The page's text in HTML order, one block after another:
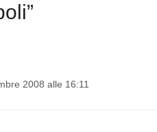
2008 alle 16:11